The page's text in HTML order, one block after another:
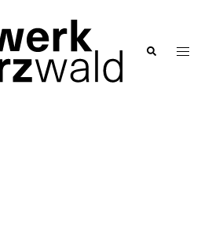
Suche